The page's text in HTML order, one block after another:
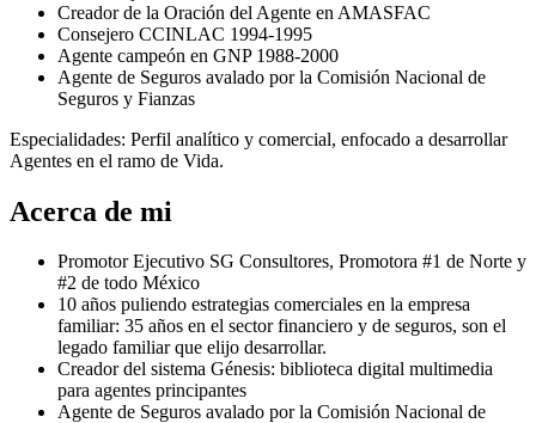
Creador de la Oración del Agente en AMASFAC
Consejero CCINLAC 1994-1995
Agente campeón en GNP 1988-2000
Agente de Seguros avalado por la Comisión Nacional de
Seguros y Fianzas
Especialidades: Perfil analítico y comercial, enfocado a desarrollar
Agentes en el ramo de Vida.
Acerca de mi
Promotor Ejecutivo SG Consultores, Promotora #1 de Norte y
#2 de todo México
10 años puliendo estrategias comerciales en la empresa
familiar: 35 años en el sector financiero y de seguros, son el
legado familiar que elijo desarrollar.
Creador del sistema Génesis: biblioteca digital multimedia
para agentes principantes
Agente de Seguros avalado por la Comisión Nacional de